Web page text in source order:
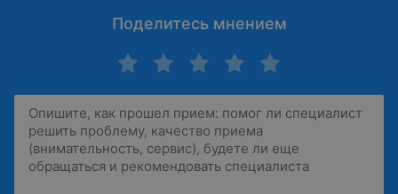
Поделитесь мнением